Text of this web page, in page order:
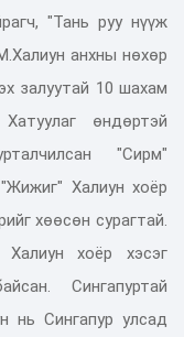
"Тань руу нүүж
анхны нөхөр
залуутай 10 шахам
өндөртэй
"Сирм"
Халиун хоёр
хөөсөн сурагтай.
хоёр хэсэг
Сингапуртай
нь Сингапур улсад